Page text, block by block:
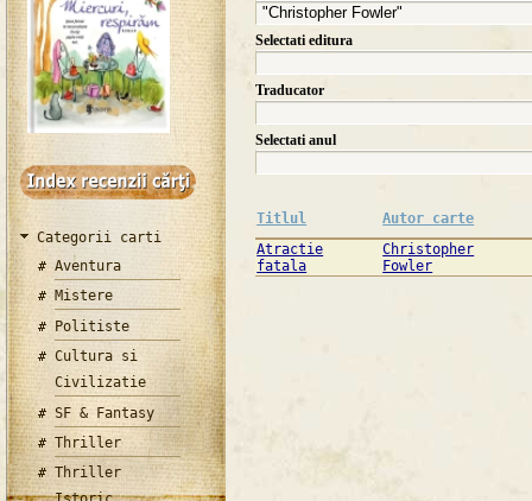
Categorii carti
Aventura
Mistere
Politiste
Cultura si
Civilizatie
SF & Fantasy
Thriller
Thriller
Selectati editura
Traducator
Selectati anul
Titlul
Autor carte
Atractie
fatala
Christopher
Fowler